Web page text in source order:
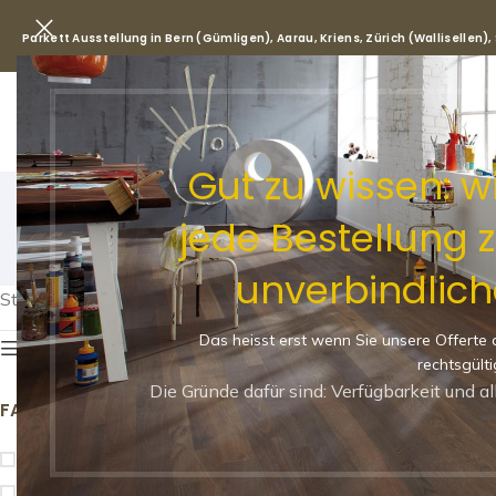
Gut zu wissen:
jede Bestellung
Das heisst erst wenn Sie unsere
Die Gründe dafür sind: Verfügbarkeit und
Parkett Ausstellung in Bern (Gümligen), Aarau, Kriens, Zürich
Start/Produkt Paketinhalt in m²/3.25
Eigenschaften erklärt
FARBBEREICH VERLEGEART
Fischgrat, Klebeparkett